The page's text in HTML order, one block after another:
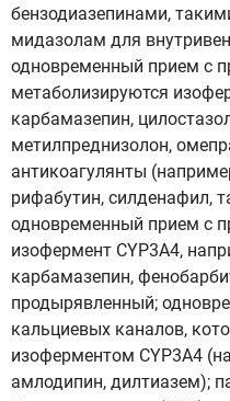
бензодиазепинами,
мидазолам для
одновременный прием с
метаболизируются
карбамазепин,
метилпреднизолон,
антикоагулянты
рифабутин, силденафил,
одновременный прием с
изофермент CYP3A4,
карбамазепин,
продырявленный;
кальциевых каналов,
изоферментом CYP3A4
амлодипин, дилтиазем);